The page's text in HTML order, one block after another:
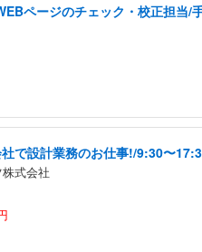
ページのチェック・校正担当/
で設計業務のお仕事!/9:30〜
式会社